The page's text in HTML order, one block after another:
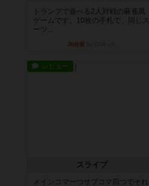
トランプで遊べる2人対戦の麻雀風
ゲームです。10枚の手札で、同じス
ーツ...
36分前
レビュー
スライプ
メインコマ一つサブコマ四つでそれ